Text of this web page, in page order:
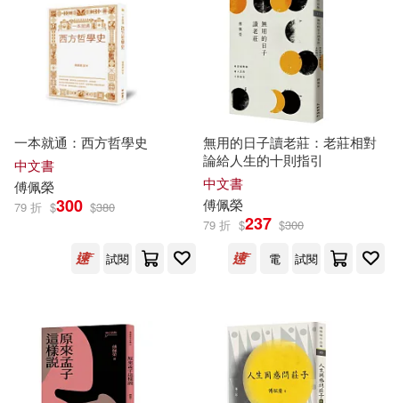
一本就通：西方哲學史
中文書
傅佩榮
79 折 $300 $380
試閱
無用的日子讀老莊：老莊相對
論給人生的十則指引
中文書
傅佩榮
79 折 $237 $300
電
試閱